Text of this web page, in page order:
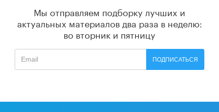
Мы отправляем подборку лучших и
актуальных материалов два раза в неделю:
во вторник и пятницу
ПОДПИСАТЬСЯ